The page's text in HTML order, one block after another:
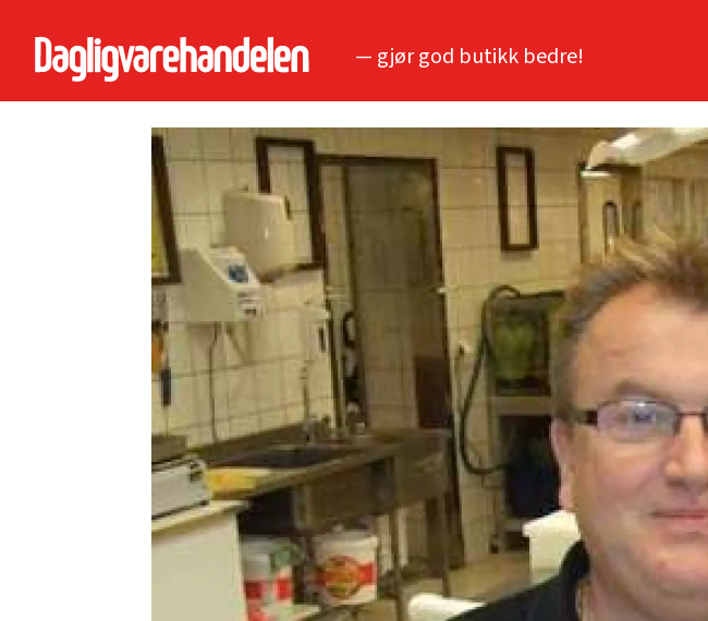
— gjør god butikk bedre!